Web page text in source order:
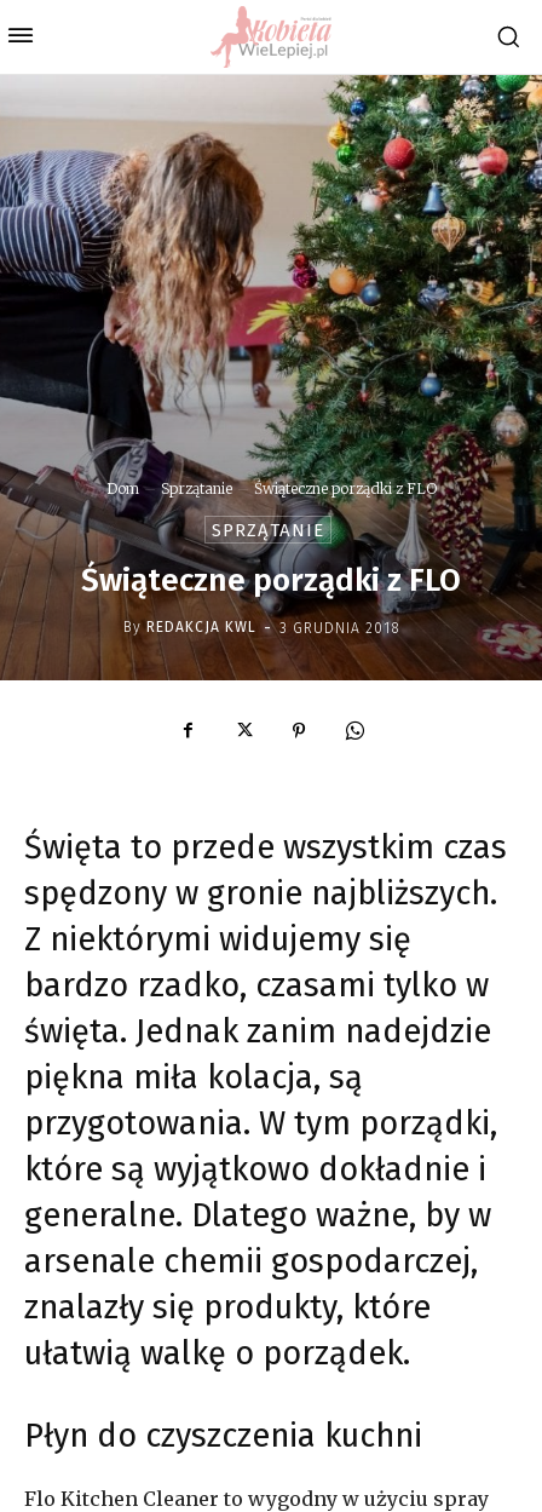
Dom Sprzątanie Świąteczne porządki z FLO
SPRZĄTANIE
Świąteczne porządki z FLO
By REDAKCJA KWL - 3 GRUDNIA 2018
Święta to przede wszystkim czas
spędzony w gronie najbliższych.
Z niektórymi widujemy się
bardzo rzadko, czasami tylko w
święta. Jednak zanim nadejdzie
piękna miła kolacja, są
przygotowania. W tym porządki,
które są wyjątkowo dokładnie i
generalne. Dlatego ważne, by w
arsenale chemii gospodarczej,
znalazły się produkty, które
ułatwią walkę o porządek.
Płyn do czyszczenia kuchni
Flo Kitchen Cleaner to wygodny w użyciu spray